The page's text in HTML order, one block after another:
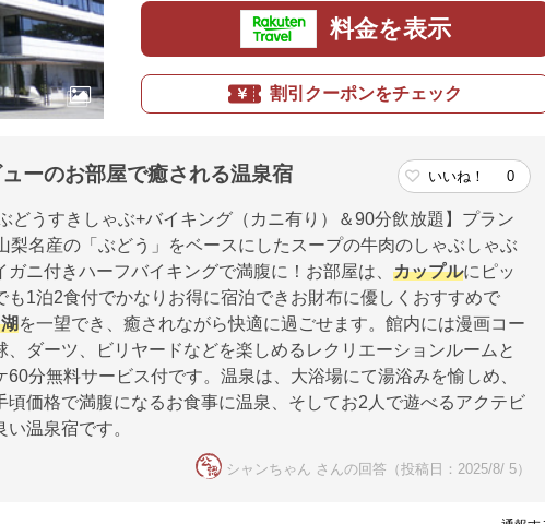
料金を表示
割引クーポンをチェック
ーのお部屋で癒される温泉宿 いいね！ 0
どうすきしゃぶ+バイキング（カニ有り）＆90分飲放題】プラン
梨名産の「ぶどう」をベースにしたスープの牛肉のしゃぶしゃぶ
ニ付きハーフバイキングで満腹に！お部屋は、 カップルにピッ
も1泊2食付でかなりお得に宿泊できお財布に優しくおすすめで
を一望でき、癒されながら快適に過ごせます。館内には漫画コー
ダーツ、ビリヤードなどを楽しめるレクリエーションルームと
分無料サービス付です。温泉は、大浴場にて湯浴みを愉しめ、
価格で満腹になるお食事に温泉、そしてお2人で遊べるアクテビ
温泉宿です。
シャンちゃん さんの回答（投稿日：2025/8/ 5）